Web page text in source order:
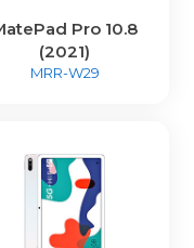
Pro 10.8
(2021)
MRR-W29